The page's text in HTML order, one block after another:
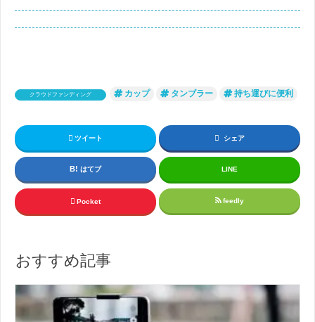
クラウドファンディング カップ タンブラー 持ち運びに便利
ツイート シェア
はてブ LINE
Pocket feedly
おすすめ記事